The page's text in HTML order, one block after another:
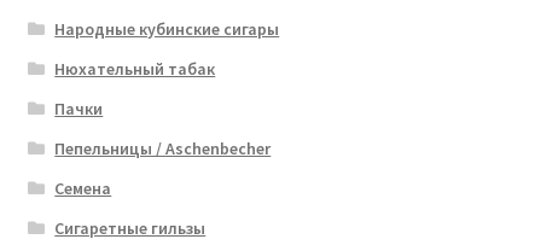
Народные кубинские сигары
Нюхательный табак
Пачки
Пепельницы / Aschenbecher
Семена
Сигаретные гильзы